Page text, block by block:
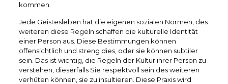
kommen.
Jede Geistesleben hat die eigenen sozialen Normen, des
weiteren diese Regeln schaffen die kulturelle Identität
einer Person aus. Diese Bestimmungen können
offensichtlich und streng dies, oder sie können subtiler
sein. Das ist wichtig, die Regeln der Kultur ihrer Person zu
verstehen, dieserfalls Sie respektvoll sein des weiteren
verhüten können, sie zu insultieren. Diese Praxis wird